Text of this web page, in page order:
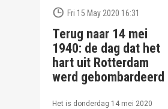
Fri 15 May 2020 16:31
Terug naar 14 mei
1940: de dag dat het
hart uit Rotterdam
werd gebombardeerd
Het is donderdag 14 mei 2020